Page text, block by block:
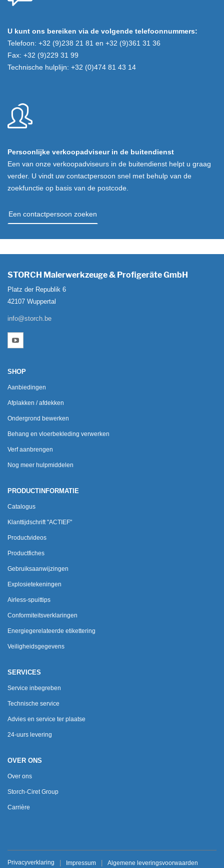
U kunt ons bereiken via de volgende telefoonnummers:
Telefoon: +32 (9)238 21 81 en +32 (9)361 31 36
Fax: +32 (9)229 31 99
Technische hulplijn: +32 (0)474 81 43 14
Persoonlijke verkoopadviseur in de buitendienst
Een van onze verkoopadviseurs in de buitendienst helpt u graag
verder. U vindt uw contactpersoon snel met behulp van de
zoekfunctie op basis van de postcode.
Een contactpersoon zoeken
STORCH Malerwerkzeuge & Profigeräte GmbH
Platz der Republik 6
42107 Wuppertal
info@storch.be
SHOP
Aanbiedingen
Afplakken / afdekken
Ondergrond bewerken
Behang en vloerbekleding verwerken
Verf aanbrengen
Nog meer hulpmiddelen
PRODUCTINFORMATIE
Catalogus
Klanttijdschrift "ACTIEF"
Productvideos
Productfiches
Gebruiksaanwijzingen
Explosietekeningen
Airless-spuittips
Conformiteitsverklaringen
Energiegerelateerde etikettering
Veiligheidsgegevens
SERVICES
Service inbegreben
Technische service
Advies en service ter plaatse
24-uurs levering
OVER ONS
Over ons
Storch-Ciret Group
Carrière
Privacyverklaring Impressum Algemene leveringsvoorwaarden